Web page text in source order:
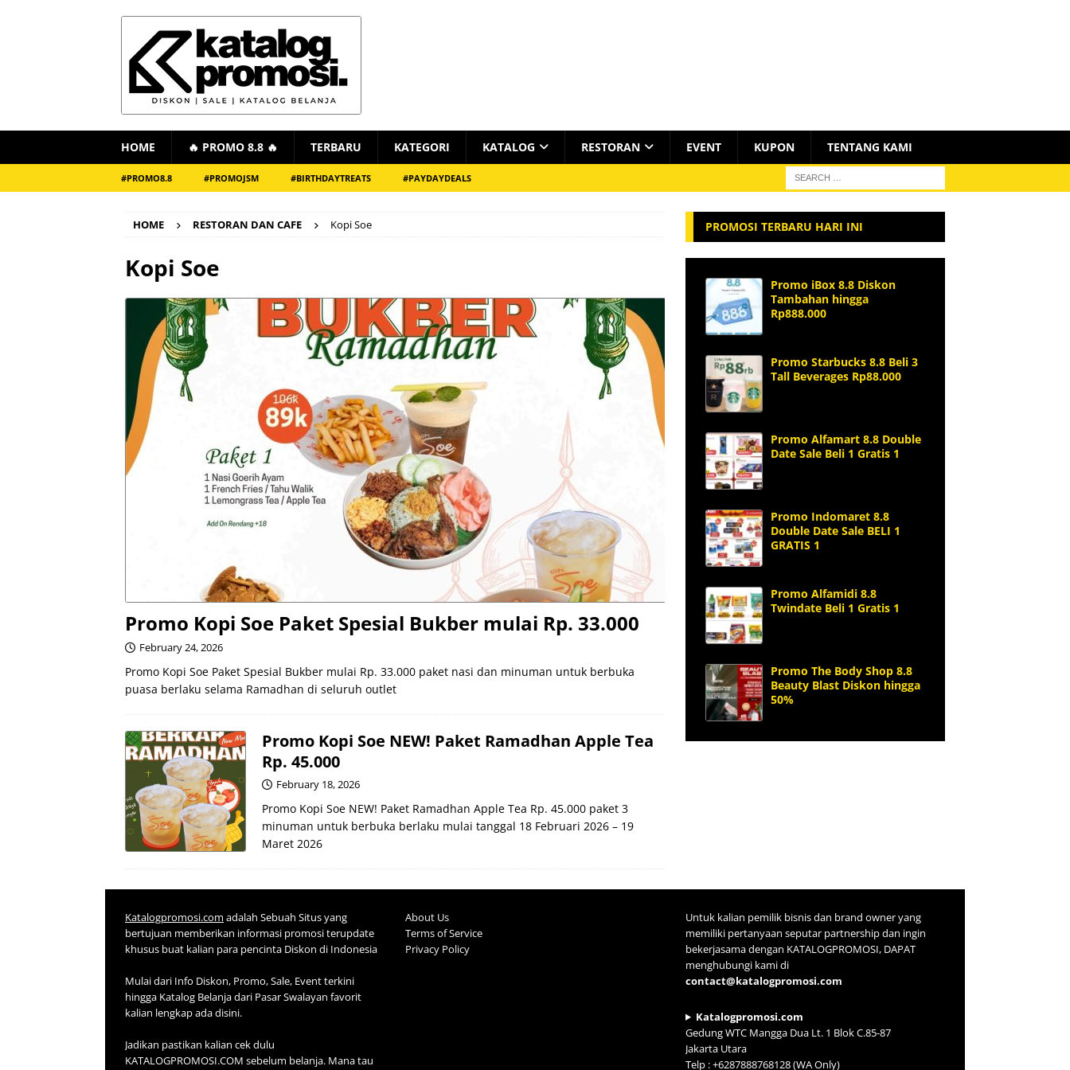
HOME 🔥 PROMO 8.8 🔥 TERBARU KATEGORI KATALOG RESTORAN EVENT KUPON TENTANG KAMI
#PROMO8.8 #PROMOJSM #BIRTHDAYTREATS #PAYDAYDEALS
HOME RESTORAN DAN CAFE Kopi Soe
Kopi Soe
Promo Kopi Soe Paket Spesial Bukber mulai Rp. 33.000
February 24, 2026
Promo Kopi Soe Paket Spesial Bukber mulai Rp. 33.000 paket nasi dan minuman untuk berbuka
puasa berlaku selama Ramadhan di seluruh outlet
Promo Kopi Soe NEW! Paket Ramadhan Apple Tea
Rp. 45.000
February 18, 2026
Promo Kopi Soe NEW! Paket Ramadhan Apple Tea Rp. 45.000 paket 3
minuman untuk berbuka berlaku mulai tanggal 18 Februari 2026 – 19
Maret 2026
PROMOSI TERBARU HARI INI
Promo iBox 8.8 Diskon
Tambahan hingga
Rp888.000
Promo Starbucks 8.8 Beli 3
Tall Beverages Rp88.000
Promo Alfamart 8.8 Double
Date Sale Beli 1 Gratis 1
Promo Indomaret 8.8
Double Date Sale BELI 1
GRATIS 1
Promo Alfamidi 8.8
Twindate Beli 1 Gratis 1
Promo The Body Shop 8.8
Beauty Blast Diskon hingga
50%
Katalogpromosi.com adalah Sebuah Situs yang
bertujuan memberikan informasi promosi terupdate
khusus buat kalian para pencinta Diskon di Indonesia
Mulai dari Info Diskon, Promo, Sale, Event terkini
hingga Katalog Belanja dari Pasar Swalayan favorit
kalian lengkap ada disini.
Jadikan pastikan kalian cek dulu
KATALOGPROMOSI.COM sebelum belanja. Mana tau
About Us
Terms of Service
Privacy Policy
Untuk kalian pemilik bisnis dan brand owner yang
memiliki pertanyaan seputar partnership dan ingin
bekerjasama dengan KATALOGPROMOSI, DAPAT
menghubungi kami di
contact@katalogpromosi.com
Katalogpromosi.com
Gedung WTC Mangga Dua Lt. 1 Blok C.85-87
Jakarta Utara
Telp : +6287888768128 (WA Only)